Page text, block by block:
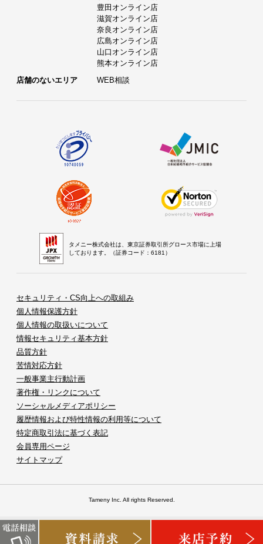
豊田オンライン店
滋賀オンライン店
奈良オンライン店
広島オンライン店
山口オンライン店
熊本オンライン店
店舗のないエリア
WEB相談
タメニー株式会社は、東京証券取引所グロース市場に上場
しております。（証券コード：6181）
セキュリティ・CS向上への取組み
個人情報保護方針
個人情報の取扱いについて
情報セキュリティ基本方針
品質方針
苦情対応方針
一般事業主行動計画
著作権・リンクについて
ソーシャルメディアポリシー
履歴情報および特性情報の利用等について
特定商取引法に基づく表記
会員専用ページ
サイトマップ
Tameny Inc. All rights Reserved.